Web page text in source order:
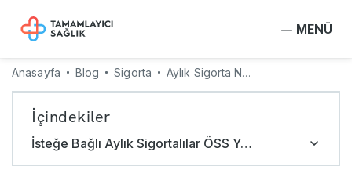
MENÜ
Anasayfa Blog Sigorta Aylık Sigorta Nedir? Primi Ne Kadar?
İçindekiler
İsteğe Bağlı Aylık Sigortalılar ÖSS Yaptırabilir mi?